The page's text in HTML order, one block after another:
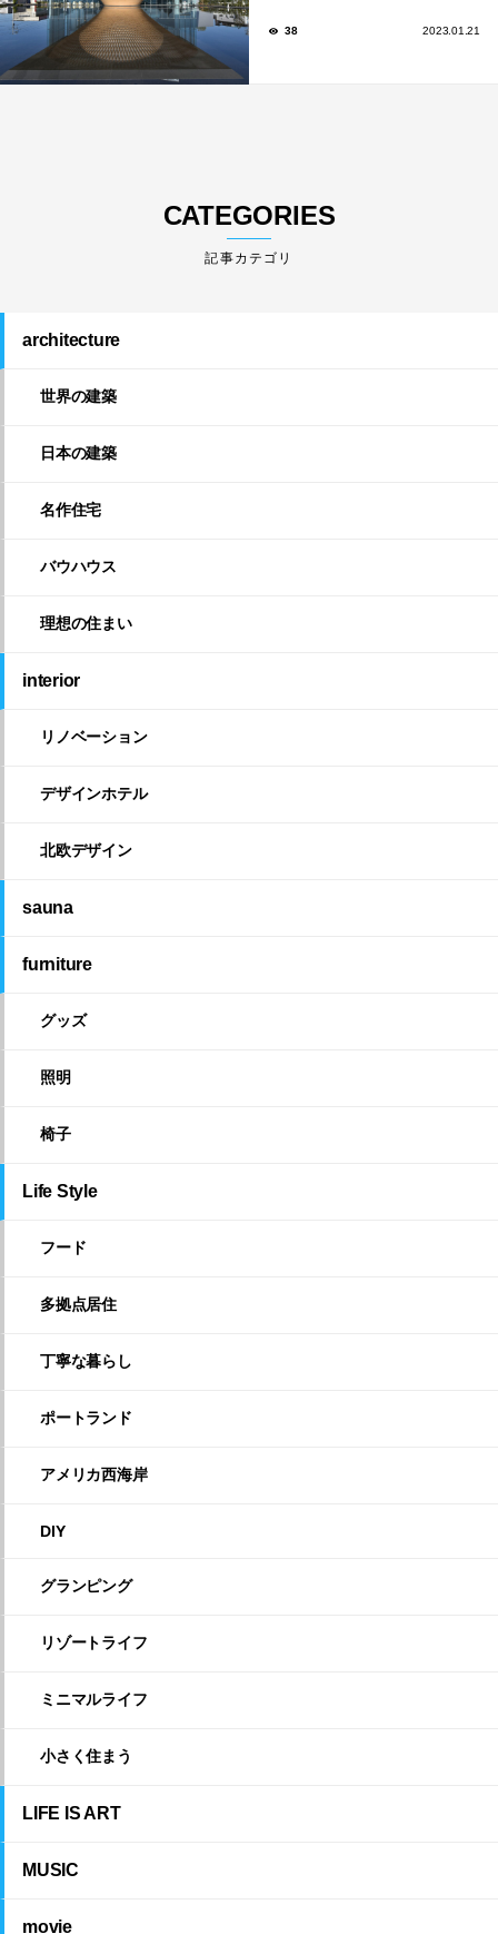
38 2023.01.21
CATEGORIES
architecture
世界の建築
日本の建築
名作住宅
バウハウス
理想の住まい
interior
リノベーション
デザインホテル
北欧デザイン
sauna
furniture
グッズ
照明
椅子
Life Style
フード
多拠点居住
丁寧な暮らし
ポートランド
アメリカ西海岸
DIY
グランピング
リゾートライフ
ミニマルライフ
小さく住まう
LIFE IS ART
MUSIC
movie